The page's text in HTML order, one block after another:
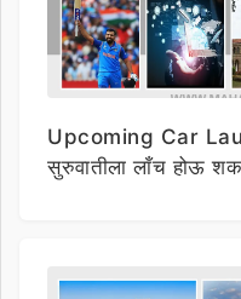
Upcoming Car
सुरुवातीला लाँच होऊ